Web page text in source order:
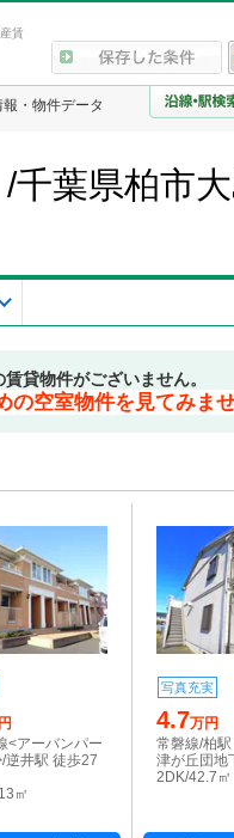
賃
・物件データ
葉県柏市
貸物件がございません。
の空室物件を見てみま
<アーバンパー
逆井駅 徒歩27
㎡
写真充実
4.7万円
常磐線/柏
津が丘団地
2DK/42.7㎡